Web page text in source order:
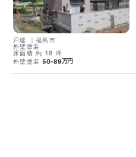
戸建 ｜福島市
外壁塗装
床面積 約 18 坪
外壁塗装 50-89万円